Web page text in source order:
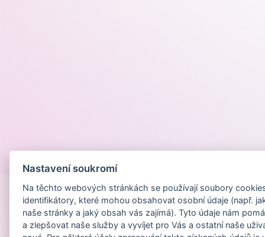
Nastavení soukromí
Na těchto webových stránkách se používají soubory
identifikátory, které mohou obsahovat osobní údaje (např.
naše stránky a jaký obsah vás zajímá). Tyto údaje nám
a zlepšovat naše služby a vyvíjet pro Vás a ostatní naše